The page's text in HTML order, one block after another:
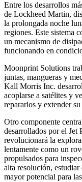
Entre los desarrollos
de Lockheed Martin,
la prolongada noche
regiones. Este sistema
un mecanismo de
funcionando en
Moonprint Solutions
juntas, mangueras y
Kall Morris Inc.
acoplarse a satélites y
repararlos y extender
Otro componente
desarrollados por el
revolucionará la
lentamente como un
propulsados para
alta resolución,
mayor potencial para